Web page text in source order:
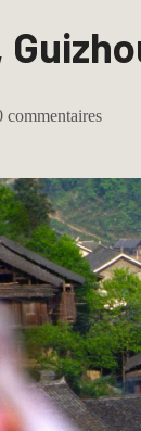
commentaires